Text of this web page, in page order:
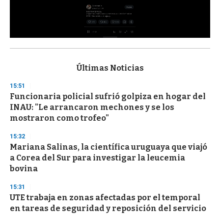
s
d
s
o
f
3
s
e
c
o
n
Últimas Noticias
15:51
Funcionaria policial sufrió golpiza en hogar del
INAU: "Le arrancaron mechones y se los
mostraron como trofeo"
15:32
Mariana Salinas, la científica uruguaya que viajó
a Corea del Sur para investigar la leucemia
bovina
15:31
UTE trabaja en zonas afectadas por el temporal
en tareas de seguridad y reposición del servicio